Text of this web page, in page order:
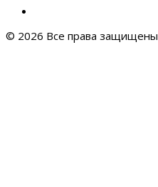
© 2026 Все права защищены